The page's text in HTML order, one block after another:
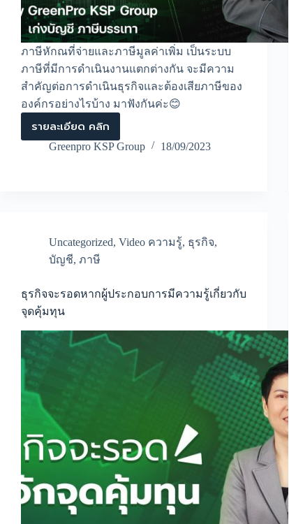
ภาษีหักณที่จ่ายและภาษีมูลค่าเพิ่ม เป็นระบบ
ภาษีที่มีการดำเนินงานแตกต่างกัน จะมีความ
สำคัญต่อการดำเนินธุรกิจและต้องเสียภาษีของ
องค์กรอย่างไรบ้าง มาฟังกันค่ะ😊
รายละเอียด คลิก
ภาษี
หัก
ณ
มี
ความ
เกี่ยวข้อง
อย่างไร
Greenpro KSP Group 18/09/2023
Uncategorized, Video ความรู้, ธุรกิจ,
บัญชี, ภาษี
ธุรกิจจะรอดหากผู้ประกอบการมีความรู้เกี่ยวกับ
จุดคุ้มทุน